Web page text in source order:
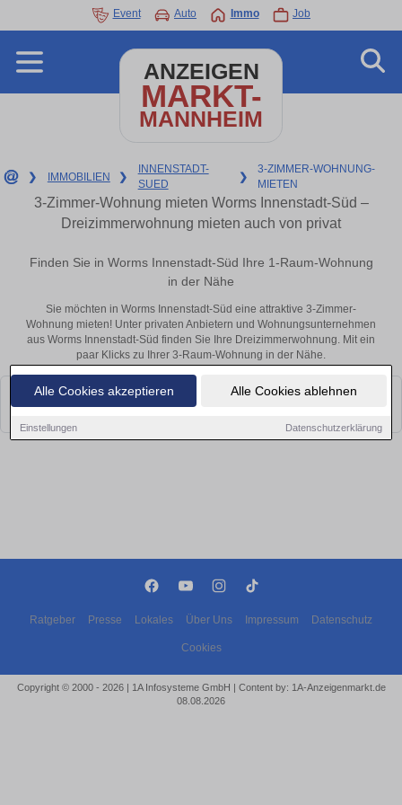
Alle Cookies akzeptieren Alle Cookies ablehnen
Einstellungen Datenschutzerklärung
Event Auto Immo Job
ANZEIGEN
MARKT-
MANNHEIM
❯ IMMOBILIEN ❯
INNENSTADT-
SUED
❯
3-ZIMMER-WOHNUNG-
MIETEN
3-Zimmer-Wohnung mieten Worms Innenstadt-Süd –
Dreizimmerwohnung mieten auch von privat
Finden Sie in Worms Innenstadt-Süd Ihre 1-Raum-Wohnung
in der Nähe
Sie möchten in Worms Innenstadt-Süd eine attraktive 3-Zimmer-
Wohnung mieten! Unter privaten Anbietern und Wohnungsunternehmen
aus Worms Innenstadt-Süd finden Sie Ihre Dreizimmerwohnung. Mit ein
paar Klicks zu Ihrer 3-Raum-Wohnung in der Nähe.
Leider konnten wir derzeit keine passenden Objekte finden. Schauen Sie
Ratgeber Presse Lokales Über Uns Impressum Datenschutz
Cookies
Copyright © 2000 - 2026 | 1A Infosysteme GmbH | Content by: 1A-Anzeigenmarkt.de
08.08.2026